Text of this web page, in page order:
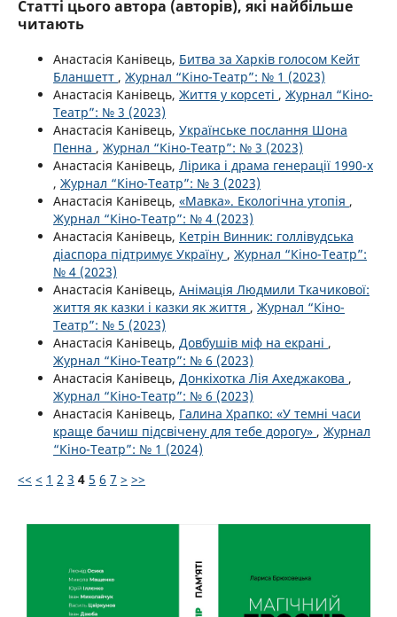
Статті цього автора (авторів), які найбільше
читають
Анастасія Канівець, Битва за Харків голосом Кейт
Бланшетт , Журнал “Кіно-Театр”: № 1 (2023)
Анастасія Канівець, Життя у корсеті , Журнал “Кіно-
Театр”: № 3 (2023)
Анастасія Канівець, Українське послання Шона
Пенна , Журнал “Кіно-Театр”: № 3 (2023)
Анастасія Канівець, Лірика і драма генерації 1990-х
, Журнал “Кіно-Театр”: № 3 (2023)
Анастасія Канівець, «Мавка». Екологічна утопія ,
Журнал “Кіно-Театр”: № 4 (2023)
Анастасія Канівець, Кетрін Винник: голлівудська
діаспора підтримує Україну , Журнал “Кіно-Театр”:
№ 4 (2023)
Анастасія Канівець, Анімація Людмили Ткачикової:
життя як казки і казки як життя , Журнал “Кіно-
Театр”: № 5 (2023)
Анастасія Канівець, Довбушів міф на екрані ,
Журнал “Кіно-Театр”: № 6 (2023)
Анастасія Канівець, Донкіхотка Лія Ахеджакова ,
Журнал “Кіно-Театр”: № 6 (2023)
Анастасія Канівець, Галина Храпко: «У темні часи
краще бачиш підсвічену для тебе дорогу» , Журнал
“Кіно-Театр”: № 1 (2024)
<< < 1 2 3 4 5 6 7 > >>